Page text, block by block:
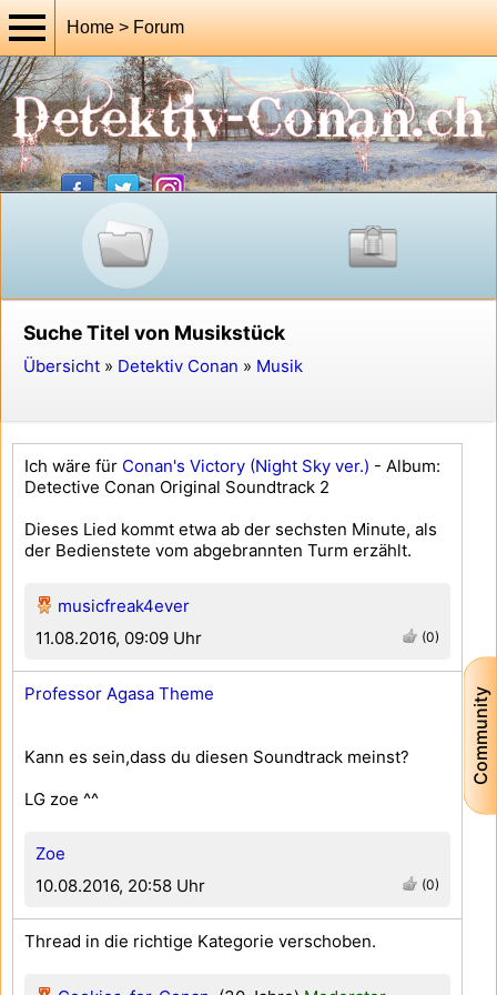
Home > Forum
Community
Suche Titel von Musikstück
Übersicht » Detektiv Conan » Musik
musicfreak4ever
11.08.2016, 09:09 Uhr
(0)
Ich wäre für Conan's Victory (Night Sky ver.) - Album:
Detective Conan Original Soundtrack 2
Dieses Lied kommt etwa ab der sechsten Minute, als
der Bedienstete vom abgebrannten Turm erzählt.
Zoe
10.08.2016, 20:58 Uhr
(0)
Professor Agasa Theme
Kann es sein,dass du diesen Soundtrack meinst?
LG zoe ^^
Thread in die richtige Kategorie verschoben.